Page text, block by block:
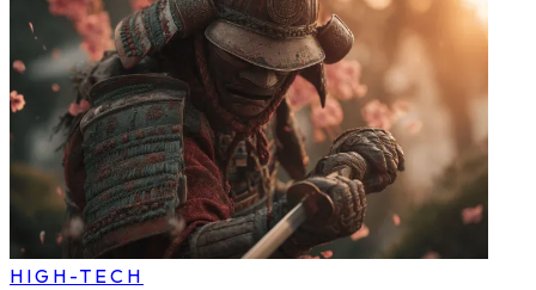
HIGH-TECH